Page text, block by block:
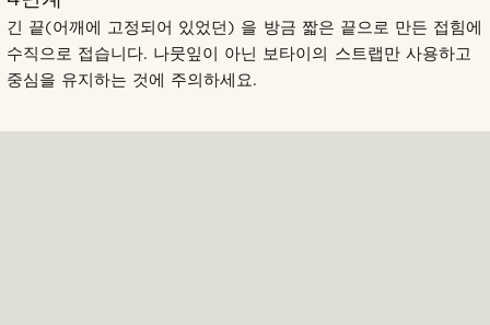
긴 끝(어깨에 고정되어 있었던) 을 방금 짧은 끝으로 만든 접힘에
수직으로 접습니다. 나뭇잎이 아닌 보타이의 스트랩만 사용하고
중심을 유지하는 것에 주의하세요.